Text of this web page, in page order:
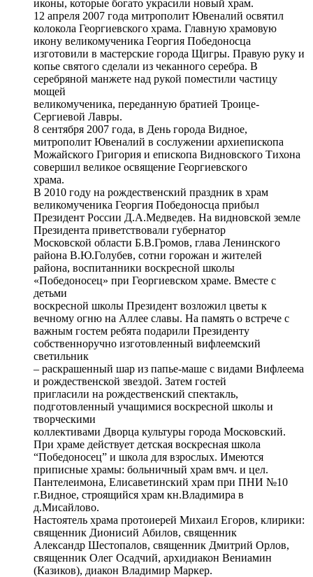
иконы, которые богато украсили новый храм.
12 апреля 2007 года митрополит Ювеналий освятил
колокола Георгиевского храма. Главную храмовую
икону великомученика Георгия Победоносца
изготовили в мастерские города Щигры. Правую руку и
копье святого сделали из чеканного серебра. В
серебряной манжете над рукой поместили частицу
мощей
великомученика, переданную братией Троице-
Сергиевой Лавры.
8 сентября 2007 года, в День города Видное,
митрополит Ювеналий в сослужении архиепископа
Можайского Григория и епископа Видновского Тихона
совершил великое освящение Георгиевского
храма.
В 2010 году на рождественский праздник в храм
великомученика Георгия Победоносца прибыл
Президент России Д.А.Медведев. На видновской земле
Президента приветствовали губернатор
Московской области Б.В.Громов, глава Ленинского
района В.Ю.Голубев, сотни горожан и жителей
района, воспитанники воскресной школы
«Победоносец» при Георгиевском храме. Вместе с
детьми
воскресной школы Президент возложил цветы к
вечному огню на Аллее славы. На память о встрече с
важным гостем ребята подарили Президенту
собственноручно изготовленный вифлеемский
светильник
– раскрашенный шар из папье-маше с видами Вифлеема
и рождественской звездой. Затем гостей
пригласили на рождественский спектакль,
подготовленный учащимися воскресной школы и
творческими
коллективами Дворца культуры города Московский.
При храме действует детская воскресная школа
“Победоносец” и школа для взрослых. Имеются
приписные храмы: больничный храм вмч. и цел.
Пантелеимона, Елисаветинский храм при ПНИ №10
г.Видное, строящийся храм кн.Владимира в
д.Мисайлово.
Настоятель храма протоиерей Михаил Егоров, клирики:
священник Дионисий Абилов, священник
Александр Шестопалов, священник Дмитрий Орлов,
священник Олег Осадчий, архидиакон Вениамин
(Казиков), диакон Владимир Маркер.